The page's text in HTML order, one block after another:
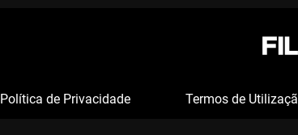
Política de Privacidade Termos de